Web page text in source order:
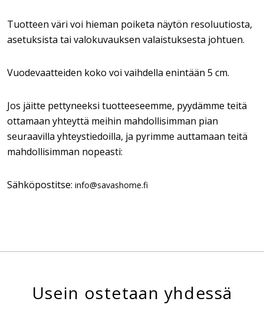
Tuotteen väri voi hieman poiketa näytön resoluutiosta,
asetuksista tai valokuvauksen valaistuksesta johtuen.
Vuodevaatteiden koko voi vaihdella enintään 5 cm.
Jos jäitte pettyneeksi tuotteeseemme, pyydämme teitä
ottamaan yhteyttä meihin mahdollisimman pian
seuraavilla yhteystiedoilla, ja pyrimme auttamaan teitä
mahdollisimman nopeasti:
Sähköpostitse: info@savashome.fi
Usein ostetaan yhdessä